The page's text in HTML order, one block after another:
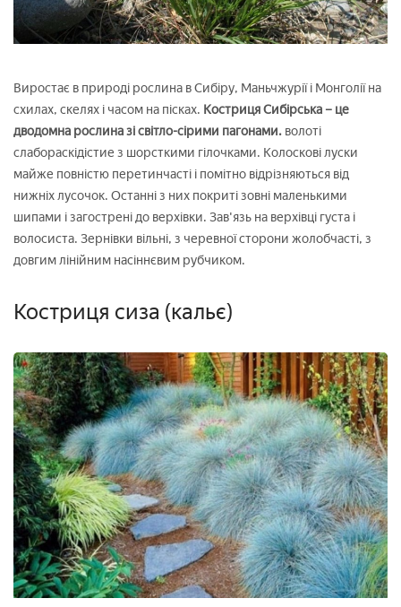
Виростає в природі рослина в Сибіру, Маньчжурії і Монголії на
схилах, скелях і часом на пісках. Костриця Сибірська – це
дводомна рослина зі світло-сірими пагонами. волоті
слабораскідістие з шорсткими гілочками. Колоскові луски
майже повністю перетинчасті і помітно відрізняються від
нижніх лусочок. Останні з них покриті зовні маленькими
шипами і загострені до верхівки. Зав'язь на верхівці густа і
волосиста. Зернівки вільні, з черевної сторони жолобчасті, з
довгим лінійним насіннєвим рубчиком.
Костриця сиза (кальє)